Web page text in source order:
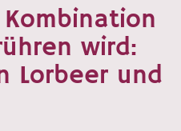
wird:
Lorbeer und